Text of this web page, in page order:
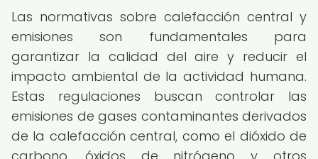
Las normativas sobre calefacción central y
emisiones son fundamentales para
garantizar la calidad del aire y reducir el
impacto ambiental de la actividad humana.
Estas regulaciones buscan controlar las
emisiones de gases contaminantes derivados
de la calefacción central, como el dióxido de